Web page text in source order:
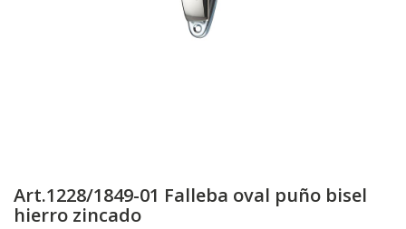
Art.1228/1849-01 Falleba oval puño bisel
hierro zincado